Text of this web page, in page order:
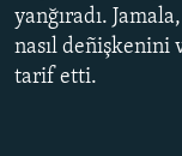
RFE/RS bütün
yanğıradı.
nasıl deñişkenini
tarif etti.